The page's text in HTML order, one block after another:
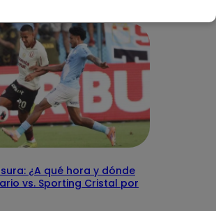
¿A qué hora y dónde
vs. Sporting Cristal por